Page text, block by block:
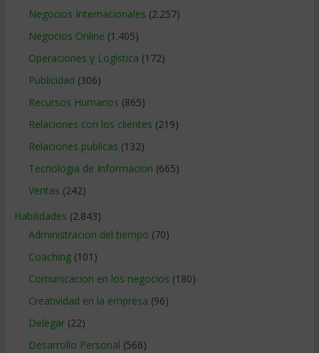
Negocios Internacionales (2.257)
Negocios Online (1.405)
Operaciones y Logística (172)
Publicidad (306)
Recursos Humanos (865)
Relaciones con los clientes (219)
Relaciones publicas (132)
Tecnologia de Informacion (665)
Ventas (242)
Habilidades (2.843)
Administracion del tiempo (70)
Coaching(101)
Comunicacion en los negocios (180)
Creatividad en la empresa (96)
Delegar(22)
Desarrollo Personal (566)